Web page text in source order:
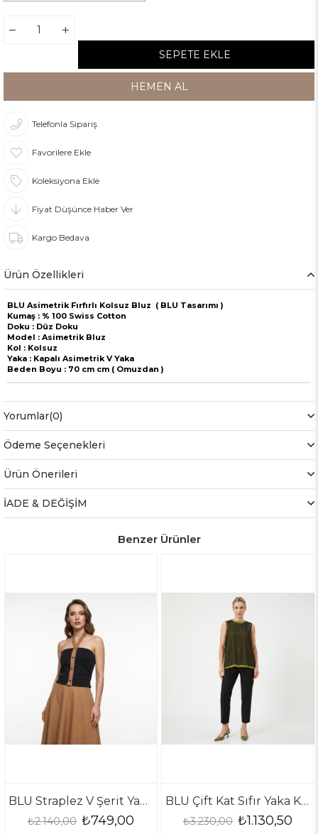
Telefonla Sipariş
Favorilere Ekle
Koleksiyona Ekle
Fiyat Düşünce Haber Ver
Kargo Bedava
Ürün Özellikleri
BLU Asimetrik Fırfırlı Kolsuz Bluz ( BLU Tasarımı )
Kumaş : % 100 Swiss Cotton
Doku : Düz Doku
Model : Asimetrik Bluz
Kol : Kolsuz
Yaka : Kapalı Asimetrik V Yaka
Beden Boyu : 70 cm cm ( Omuzdan )
Yorumlar(0)
Ödeme Seçenekleri
Ürün Önerileri
İADE & DEĞİŞİM
Benzer Ürünler
BLU Straplez V Şerit Yaka Bluz
₺749,00
BLU Çift Kat Sıfır Yaka Kolsuz Bluz
₺1.130,50
₺3.230,00